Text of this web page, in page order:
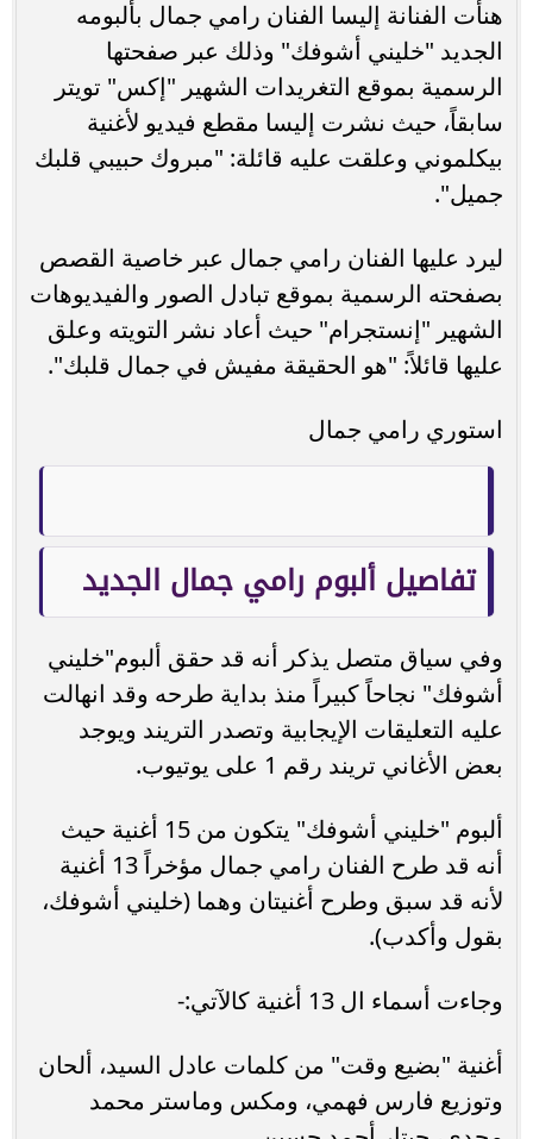
هنأت الفنانة إليسا الفنان رامي جمال بألبومه
الجديد "خليني أشوفك" وذلك عبر صفحتها
الرسمية بموقع التغريدات الشهير "إكس" تويتر
سابقاً، حيث نشرت إليسا مقطع فيديو لأغنية
بيكلموني وعلقت عليه قائلة: "مبروك حبيبي قلبك
جميل".
ليرد عليها الفنان رامي جمال عبر خاصية القصص
بصفحته الرسمية بموقع تبادل الصور والفيديوهات
الشهير "إنستجرام" حيث أعاد نشر التويته وعلق
عليها قائلاً: "هو الحقيقة مفيش في جمال قلبك".
استوري رامي جمال
تفاصيل ألبوم رامي جمال الجديد
وفي سياق متصل يذكر أنه قد حقق ألبوم"خليني
أشوفك" نجاحاً كبيراً منذ بداية طرحه وقد انهالت
عليه التعليقات الإيجابية وتصدر التريند ويوجد
بعض الأغاني تريند رقم 1 على يوتيوب.
ألبوم "خليني أشوفك" يتكون من 15 أغنية حيث
أنه قد طرح الفنان رامي جمال مؤخراً 13 أغنية
لأنه قد سبق وطرح أغنيتان وهما (خليني أشوفك،
بقول وأكدب).
وجاءت أسماء ال 13 أغنية كالآتي:-
أغنية "بضيع وقت" من كلمات عادل السيد، ألحان
وتوزيع فارس فهمي، ومكس وماستر محمد